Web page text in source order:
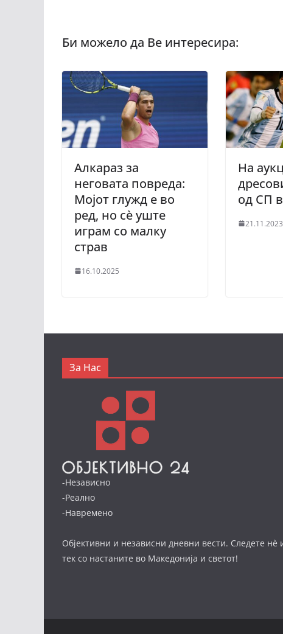
Алкараз за
неговата повреда:
Мојот глужд е во
ред, но сè уште
играм со малку
страв
16.10.2025
На
од СП
21.11.2023
За Нас
-Независно
-Реално
-Навремено
Објективни и независни дневни вести. Следете нè
тек со настаните во Македонија и светот!